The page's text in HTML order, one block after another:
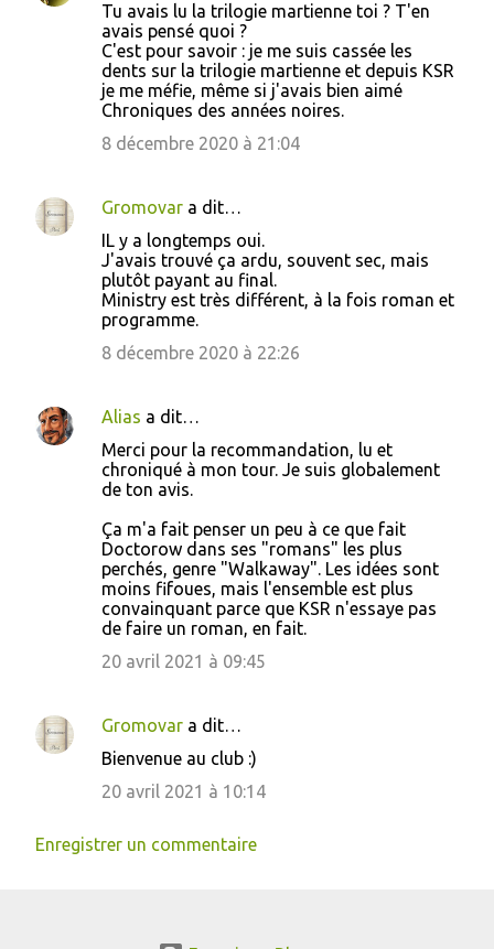
Tu avais lu la trilogie martienne toi ? T'en
avais pensé quoi ?
C'est pour savoir : je me suis cassée les
dents sur la trilogie martienne et depuis KSR
je me méfie, même si j'avais bien aimé
Chroniques des années noires.
8 décembre 2020 à 21:04
Gromovar a dit…
IL y a longtemps oui.
J'avais trouvé ça ardu, souvent sec, mais
plutôt payant au final.
Ministry est très différent, à la fois roman et
programme.
8 décembre 2020 à 22:26
Alias a dit…
Merci pour la recommandation, lu et
chroniqué à mon tour. Je suis globalement
de ton avis.
Ça m'a fait penser un peu à ce que fait
Doctorow dans ses "romans" les plus
perchés, genre "Walkaway". Les idées sont
moins fifoues, mais l'ensemble est plus
convainquant parce que KSR n'essaye pas
de faire un roman, en fait.
20 avril 2021 à 09:45
Gromovar a dit…
Bienvenue au club :)
20 avril 2021 à 10:14
Enregistrer un commentaire